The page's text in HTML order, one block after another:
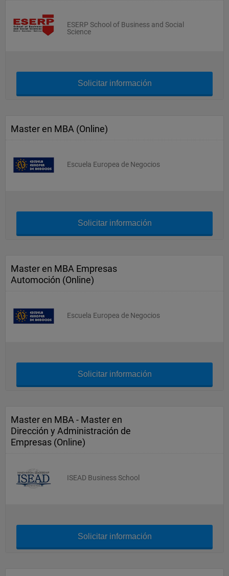
ESERP School of Business and Social
Science
Solicitar información
Master en MBA (Online)
Escuela Europea de Negocios
Solicitar información
Master en MBA Empresas
Automoción (Online)
Escuela Europea de Negocios
Solicitar información
Master en MBA - Master en
Dirección y Administración de
Empresas (Online)
ISEAD Business School
Solicitar información